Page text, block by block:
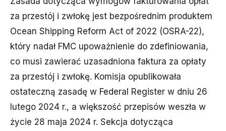
za przestój i zwłokę jest bezpośrednim produktem
Ocean Shipping Reform Act of 2022 (OSRA-22),
który nadał FMC upoważnienie do zdefiniowania,
co musi zawierać uzasadniona faktura za opłaty
za przestój i zwłokę. Komisja opublikowała
ostateczną zasadę w Federal Register w dniu 26
lutego 2024 r., a większość przepisów weszła w
życie 28 maja 2024 r. Sekcja dotycząca